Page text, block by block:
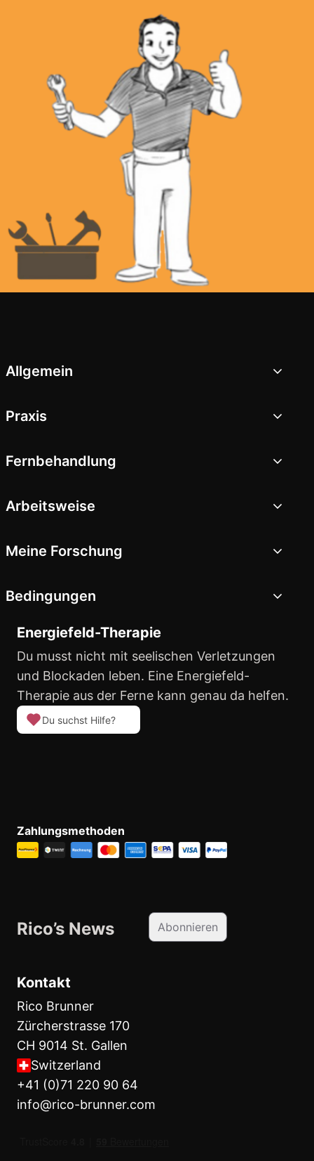
Allgemein
Praxis
Fernbehandlung
Arbeitsweise
Meine Forschung
Bedingungen
Energiefeld-Therapie
Du musst nicht mit seelischen Verletzungen
und Blockaden leben. Eine Energiefeld-
Therapie aus der Ferne kann genau da helfen.
Du suchst Hilfe?
Zahlungsmethoden
Rico’s News Abonnieren
Kontakt
Rico Brunner
Zürcherstrasse 170
CH 9014 St. Gallen
Switzerland
+41 (0)71 220 90 64
info@rico-brunner.com